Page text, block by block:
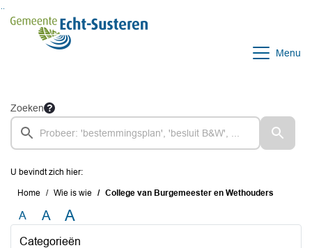
Ga naar de inhoud van deze pagina
Ga naar het zoeken
Ga naar het menu
Menu
Zoeken
U bevindt zich hier:
Home Wie is wie College van Burgemeester en Wethouders
A A A
Categorieën